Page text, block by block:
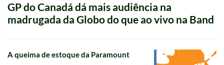
GP do Canadá dá mais audiência na
madrugada da Globo do que ao vivo na Band
A queima de estoque da Paramount